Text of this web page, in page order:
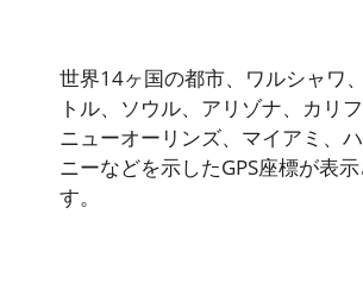
世界14ヶ国の都市、ワルシャワ
トル、ソウル、アリゾナ、カリフ
ニューオーリンズ、マイアミ、
ニーなどを示したGPS座標が表
す。